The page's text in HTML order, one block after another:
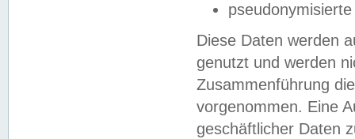
Diese Daten werden
genutzt und werden
Zusammenführung
vorgenommen. Eine
geschäftlicher Daten